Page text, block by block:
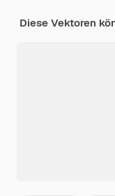
Diese Vektoren